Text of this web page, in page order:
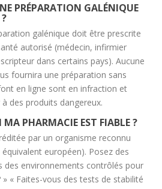
PRÉPARATION GALÉNIQUE
galénique doit être prescrite
autorisé (médecin, infirmier
dans certains pays). Aucune
fournira une préparation sans
en ligne sont en infraction et
des produits dangereux.
PHARMACIE EST FIABLE ?
par un organisme reconnu
européen). Posez des
des environnements contrôlés pour
« Faites-vous des tests de stabilité